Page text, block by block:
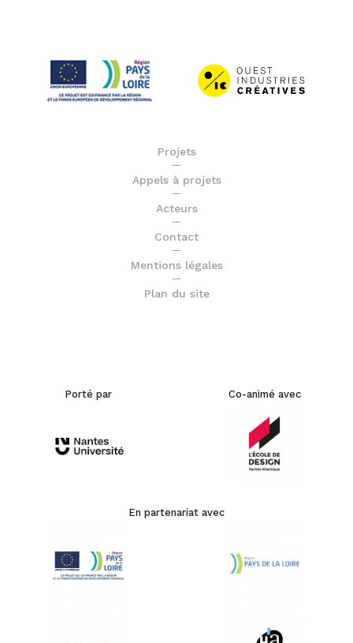
Projets
Appels à projets
Acteurs
Contact
Mentions légales
Plan du site
Porté par Co-animé avec
En partenariat avec